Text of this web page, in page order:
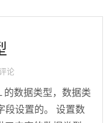
论
的数据类型，数据类
段设置的。 设置数